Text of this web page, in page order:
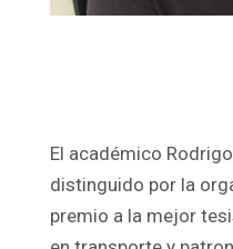
El académico
distinguido por la
premio a la mejor